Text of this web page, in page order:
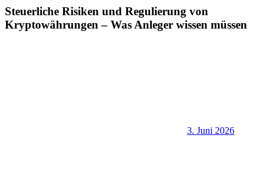
Steuerliche Risiken und Regulierung von
Kryptowährungen – Was Anleger wissen müssen
3. Juni 2026